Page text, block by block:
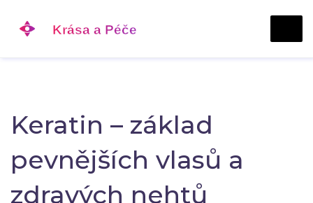
Keratin – základ
pevnějších vlasů a
zdravých nehtů